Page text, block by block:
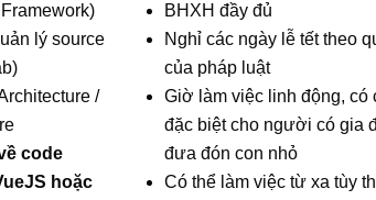
lý source
/
code
hoặc
BHXH đầy đủ
Nghỉ các ngày lễ tết theo
của pháp luật
Giờ làm việc linh động, có
đặc biệt cho người có gia
đưa đón con nhỏ
Có thể làm việc từ xa tùy